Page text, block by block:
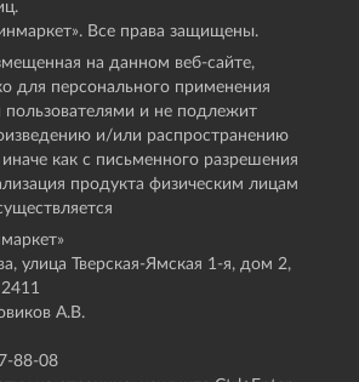
Все права защищены.
на данном веб-сайте,
для персонального применения
и не подлежит
и/или распространению
как с письменного разрешения
продукта физическим лицам
улица Тверская-Ямская 1-я, дом 2,
А.В.
88-08